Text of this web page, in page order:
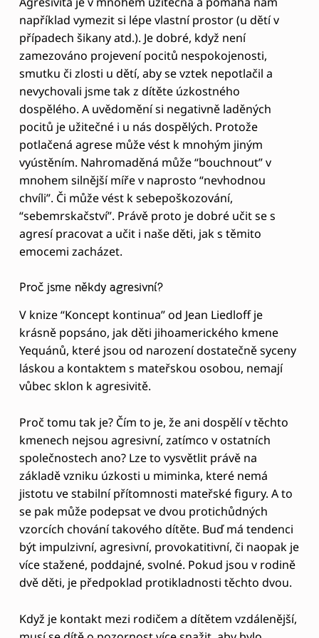
mnohem silnější míře v naprosto “nevhodnou
chvíli”. Či může vést k sebepoškozování,
“sebemrskačství”. Právě proto je dobré učit se s
agresí pracovat a učit i naše děti, jak s těmito
emocemi zacházet.
Proč jsme někdy agresivní?
V knize “Koncept kontinua” od Jean Liedloff je
krásně popsáno, jak děti jihoamerického kmene
Yequánů, které jsou od narození dostatečně syceny
láskou a kontaktem s mateřskou osobou, nemají
vůbec sklon k agresivitě.
Proč tomu tak je? Čím to je, že ani dospělí v těchto
společnostech ano? Lze to vysvětlit právě na
jistotu ve stabilní přítomnosti mateřské figury. A to
se pak může podepsat ve dvou protichůdných
vzorcích chování takového dítěte. Buď má tendenci
být impulzivní, agresivní, provokatitivní, či naopak je
více stažené, poddajné, svolné. Pokud jsou v rodině
Když je kontakt mezi rodičem a dítětem vzdálenější,
musí se dítě o pozornost více snažit, aby bylo
viděno a dostalo se mu, co potřebuje.
V podstatě jde o tonastavit zdravý vztah, který je
harmonický, ale má zároveň jasně definované,
pevné hranice . Pokud takto nastaven není, má dítě
sklon k úzkostnému prožívání a agresi.
fyzický kontakt s rodičem a jeho pozornost. Pak